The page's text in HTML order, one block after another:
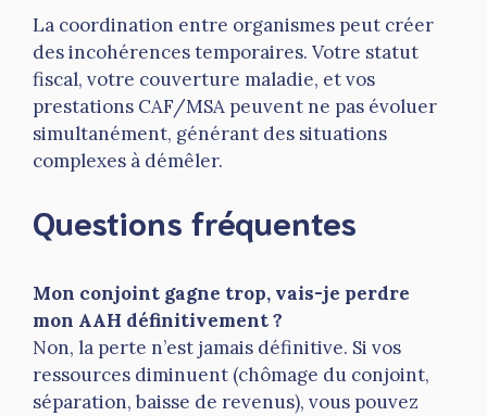
La coordination entre organismes peut créer
des incohérences temporaires. Votre statut
fiscal, votre couverture maladie, et vos
prestations CAF/MSA peuvent ne pas évoluer
simultanément, générant des situations
complexes à démêler.
Questions fréquentes
Mon conjoint gagne trop, vais-je perdre
mon AAH définitivement ?
Non, la perte n’est jamais définitive. Si vos
ressources diminuent (chômage du conjoint,
séparation, baisse de revenus), vous pouvez